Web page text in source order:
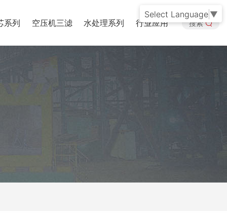
系列 空压机三滤 水处理系列 行业应用 搜索
Select Language ▼